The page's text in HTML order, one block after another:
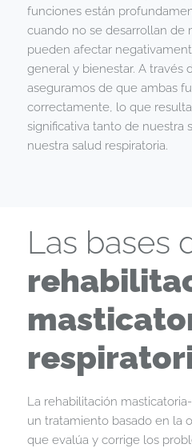
funciones están
cuando no se desarrollan de
pueden afectar
general y bienestar. A través
aseguramos de que ambas
correctamente, lo que
significativa tanto de nuestra
nuestra salud respiratoria.
Las bases
La rehabilitación
un tratamiento basado en la
que evalúa y corrige los